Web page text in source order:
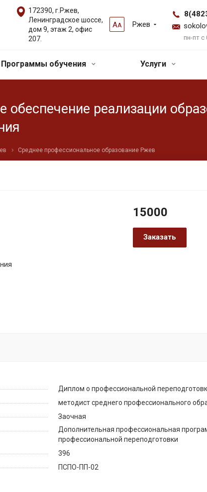
АА Ржев
пн-пт с
172390, г.Ржев,
Ленинградское шоссе,
дом 9, этаж 2, офис
207.
Программы обучения Услуги
обеспечение реализации
Среднее профессиональное образование Ржев
15000
Заказать
Диплом о профессиональной
методист среднего профессионального
Заочная
Дополнительная профессиональная
профессиональной переподготовки
396
ПСПО-ПП-02